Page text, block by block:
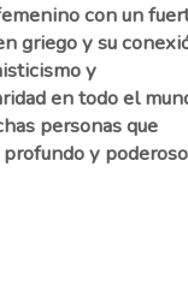
con un
griego y su
y
en todo el
personas que
y poderoso